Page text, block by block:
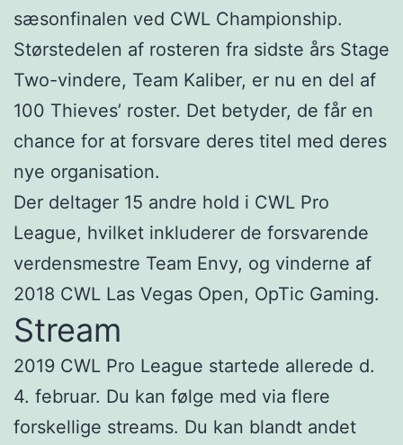
sæsonfinalen ved CWL Championship.
Størstedelen af rosteren fra sidste års Stage
Two-vindere, Team Kaliber, er nu en del af
100 Thieves’ roster. Det betyder, de får en
chance for at forsvare deres titel med deres
nye organisation.
Der deltager 15 andre hold i CWL Pro
League, hvilket inkluderer de forsvarende
verdensmestre Team Envy, og vinderne af
2018 CWL Las Vegas Open, OpTic Gaming.
Stream
2019 CWL Pro League startede allerede d.
4. februar. Du kan følge med via flere
forskellige streams. Du kan blandt andet